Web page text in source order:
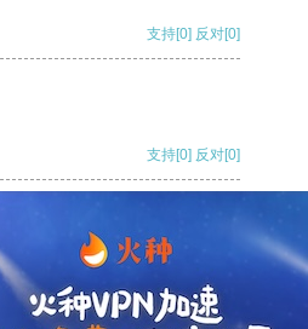
支持[0] 反对[0]
支持[0] 反对[0]